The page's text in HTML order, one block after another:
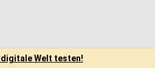
Welt testen!